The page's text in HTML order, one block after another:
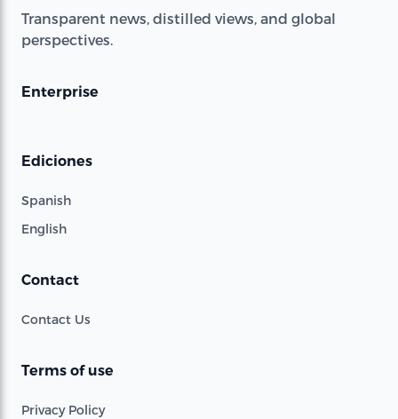
Transparent news, distilled views, and global
perspectives.
Enterprise
Ediciones
Spanish
English
Contact
Contact Us
Terms of use
Privacy Policy